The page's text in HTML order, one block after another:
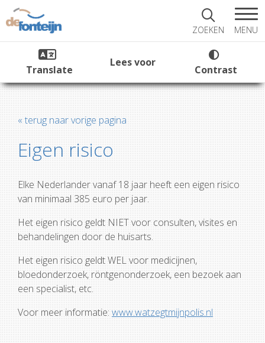
ZOEKEN MENU
Translate
Lees voor
Contrast
« terug naar vorige pagina
Eigen risico
Elke Nederlander vanaf 18 jaar heeft een eigen risico
van minimaal 385 euro per jaar.
Het eigen risico geldt NIET voor consulten, visites en
behandelingen door de huisarts.
Het eigen risico geldt WEL voor medicijnen,
bloedonderzoek, röntgenonderzoek, een bezoek aan
een specialist, etc.
Voor meer informatie:www.watzegtmijnpolis.nl